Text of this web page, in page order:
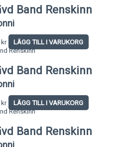
Band Renskinn
kr LÄGG TILL I VARUKORG
Band Renskinn
kr LÄGG TILL I VARUKORG
Band Renskinn